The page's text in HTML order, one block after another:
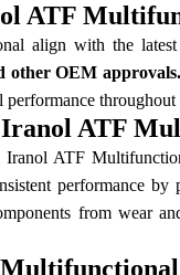
ATF
align with the
OEM approvals.
ATF
Iranol ATF
performance
from wear
Multifunctional